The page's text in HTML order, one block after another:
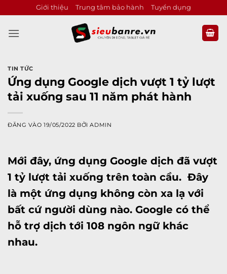
qua
nội
Giới thiệu Trung tâm bảo hành Tuyển dụng
TIN TỨC
Ứng dụng Google dịch vượt 1 tỷ lượt
tải xuống sau 11 năm phát hành
ĐĂNG VÀO19/05/2022 BỞIADMIN
Mới đây, ứng dụng Google dịch đã vượt
1 tỷ lượt tải xuống trên toàn cầu. Đây
là một ứng dụng không còn xa lạ với
bất cứ người dùng nào. Google có thể
hỗ trợ dịch tới 108 ngôn ngữ khác
nhau.